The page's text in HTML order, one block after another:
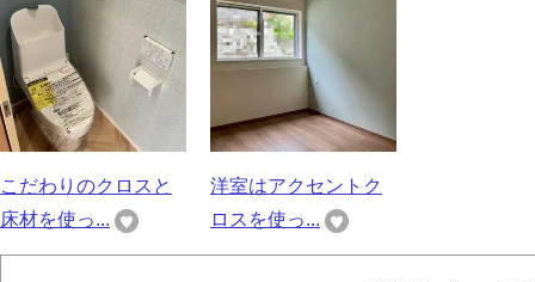
こだわりのクロスと
床材を使っ...
洋室はアクセントク
ロスを使っ...